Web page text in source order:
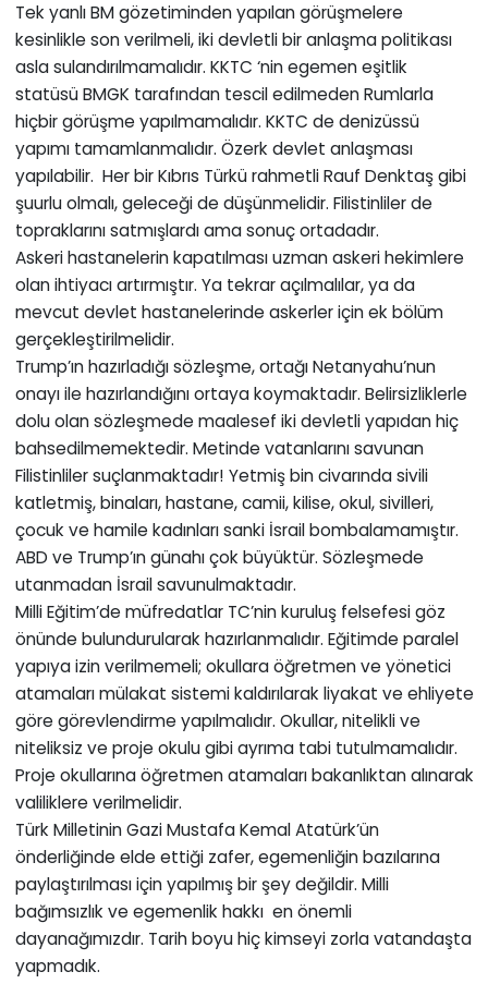
Tek yanlı BM gözetiminden yapılan görüşmelere
kesinlikle son verilmeli, iki devletli bir anlaşma politikası
asla sulandırılmamalıdır. KKTC ‘nin egemen eşitlik
statüsü BMGK tarafından tescil edilmeden Rumlarla
hiçbir görüşme yapılmamalıdır. KKTC de denizüssü
yapımı tamamlanmalıdır. Özerk devlet anlaşması
yapılabilir. Her bir Kıbrıs Türkü rahmetli Rauf Denktaş gibi
şuurlu olmalı, geleceği de düşünmelidir. Filistinliler de
topraklarını satmışlardı ama sonuç ortadadır.
Askeri hastanelerin kapatılması uzman askeri hekimlere
olan ihtiyacı artırmıştır. Ya tekrar açılmalılar, ya da
mevcut devlet hastanelerinde askerler için ek bölüm
gerçekleştirilmelidir.
Trump’ın hazırladığı sözleşme, ortağı Netanyahu’nun
onayı ile hazırlandığını ortaya koymaktadır. Belirsizliklerle
dolu olan sözleşmede maalesef iki devletli yapıdan hiç
bahsedilmemektedir. Metinde vatanlarını savunan
Filistinliler suçlanmaktadır! Yetmiş bin civarında sivili
katletmiş, binaları, hastane, camii, kilise, okul, sivilleri,
çocuk ve hamile kadınları sanki İsrail bombalamamıştır.
ABD ve Trump’ın günahı çok büyüktür. Sözleşmede
utanmadan İsrail savunulmaktadır.
Milli Eğitim’de müfredatlar TC’nin kuruluş felsefesi göz
önünde bulundurularak hazırlanmalıdır. Eğitimde paralel
yapıya izin verilmemeli; okullara öğretmen ve yönetici
atamaları mülakat sistemi kaldırılarak liyakat ve ehliyete
göre görevlendirme yapılmalıdır. Okullar, nitelikli ve
niteliksiz ve proje okulu gibi ayrıma tabi tutulmamalıdır.
Proje okullarına öğretmen atamaları bakanlıktan alınarak
valiliklere verilmelidir.
Türk Milletinin Gazi Mustafa Kemal Atatürk’ün
önderliğinde elde ettiği zafer, egemenliğin bazılarına
paylaştırılması için yapılmış bir şey değildir. Milli
bağımsızlık ve egemenlik hakkı en önemli
dayanağımızdır. Tarih boyu hiç kimseyi zorla vatandaşta
yapmadık.